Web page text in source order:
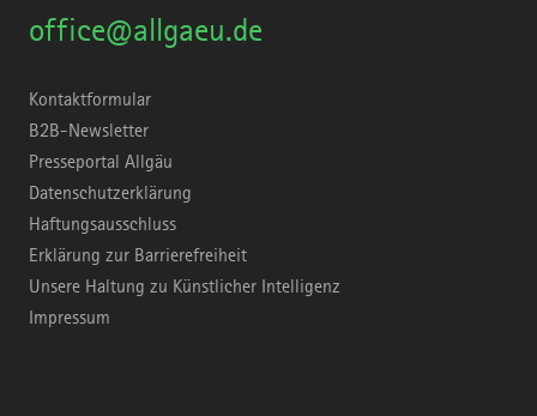
office@allgaeu.de
Kontaktformular
B2B-Newsletter
Presseportal Allgäu
Datenschutzerklärung
Haftungsausschluss
Erklärung zur Barrierefreiheit
Unsere Haltung zu Künstlicher Intelligenz
Impressum